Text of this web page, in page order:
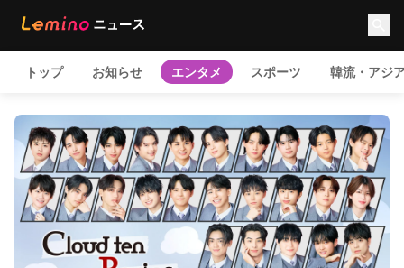
トップ お知らせ エンタメ スポーツ 韓流・アジ